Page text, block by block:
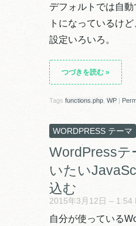
デフォルトでは自
トになっているけ
設定いろいろ。
つづきを読む »
Tags functions.php WP |
WORDPRESS テーマ
WordPressテ
いたい
込む
2015年3月12日 – 1:54
自分が使っている